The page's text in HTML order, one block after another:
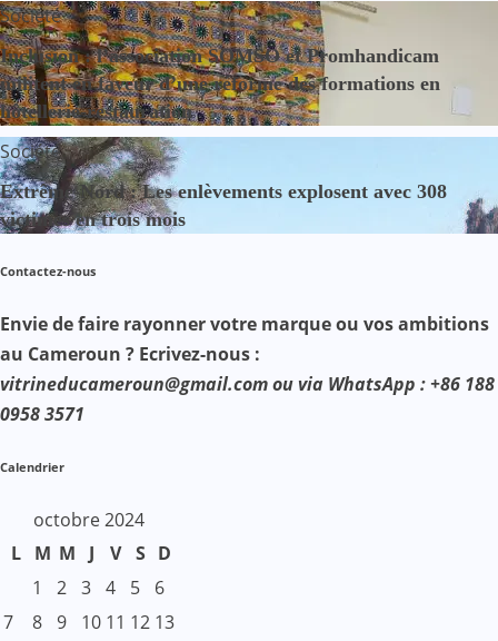
Société
Inclusion : l’association SOMSO et Promhandicam
militent en faveur d’une réforme des formations en
hôtellerie-restauration
Société
Extrême-Nord : Les enlèvements explosent avec 308
victimes en trois mois
Contactez-nous
Envie de faire rayonner votre marque ou vos ambitions
au Cameroun ? Ecrivez-nous :
vitrineducameroun@gmail.com ou via WhatsApp : +86 188
0958 3571
Calendrier
octobre 2024
L
M M J V S D
1
2 3 4 5
6
7
8 9 10 11 12 13